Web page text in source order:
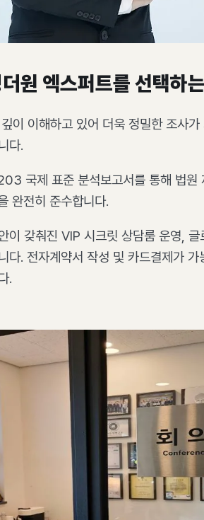
원 엑스퍼트를 선택하
이 이해하고 있어 더욱 정밀한 조사
다.
국제 표준 분석보고서를 통해 법원
완전히 준수합니다.
이 갖춰진 VIP 시크릿 상담룸 운영,
다. 전자계약서 작성 및 카드결제가
.